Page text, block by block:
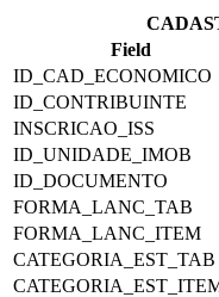
Field
ID_CAD_ECONOMICO
ID_CONTRIBUINTE
INSCRICAO_ISS
ID_UNIDADE_IMOB
ID_DOCUMENTO
FORMA_LANC_TAB
FORMA_LANC_ITEM
CATEGORIA_EST_TAB